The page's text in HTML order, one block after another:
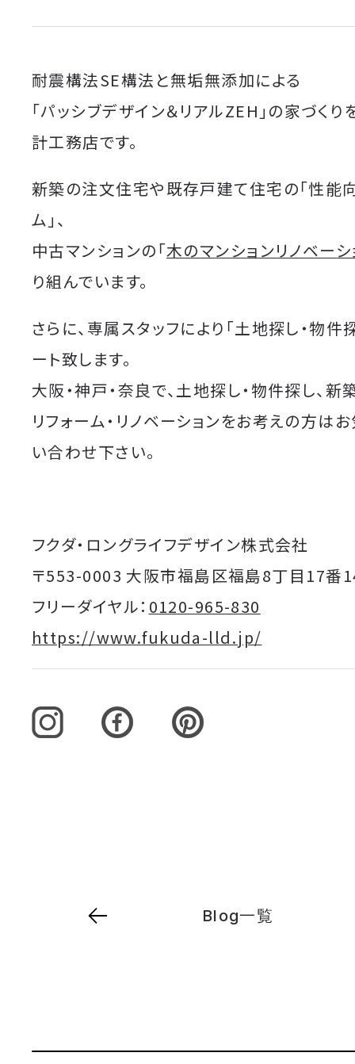
耐震構法SE構法と無垢無添加による
「パッシブデザイン＆リアルZEH」の家づく
計工務店です。
新築の注文住宅や既存戸建て住宅の「性能
ム」、
中古マンションの「木のマンションリノベーシ
り組んでいます。
さらに、専属スタッフにより「土地探し・物件
ート致します。
大阪・神戸・奈良で、土地探し・物件探し、新
リフォーム・リノベーションをお考えの方は
い合わせ下さい。
フクダ・ロングライフデザイン株式会社
〒553-0003 大阪市福島区福島8丁目17番
フリーダイヤル： 0120-965-830
https://www.fukuda-lld.jp/
Blog一覧